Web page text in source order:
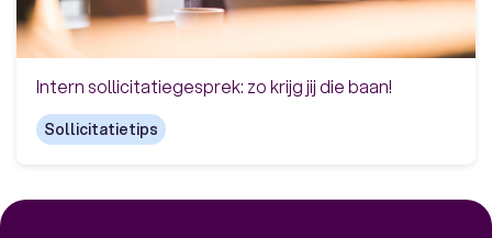
Intern sollicitatiegesprek: zo krijg jij die baan!
Sollicitatietips